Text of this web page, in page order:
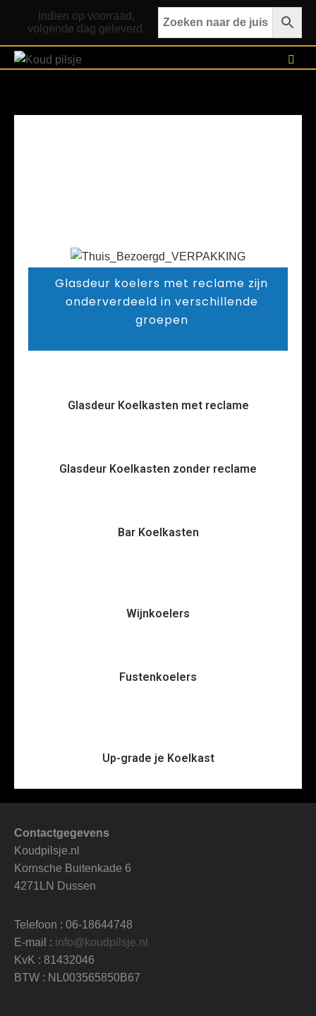
Indien op voorraad,
volgende dag geleverd.
Glasdeur koelers met reclame zijn
onderverdeeld in verschillende
groepen
Glasdeur Koelkasten met reclame
Glasdeur Koelkasten zonder reclame
Bar Koelkasten
Wijnkoelers
Fustenkoelers
Up-grade je Koelkast
Contactgegevens
Koudpilsje.nl
Kornsche Buitenkade 6
4271LN Dussen
Telefoon : 06-18644748
E-mail : info@koudpilsje.nl
KvK : 81432046
BTW : NL003565850B67